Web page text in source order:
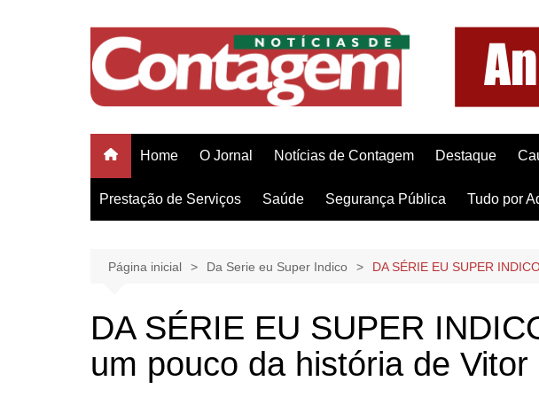
Home O Jornal Notícias de Contagem Destaque
Prestação de Serviços Saúde Segurança Pública Tudo por
Página inicial Da Serie eu Super Indico DA SÉRIE EU SUPER
DA SÉRIE EU SUPER
um pouco da história de Vitor